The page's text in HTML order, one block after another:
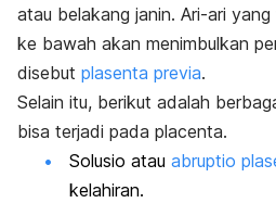
atau belakang janin. Ari-ari
ke bawah akan menimbulkan
disebut plasenta previa.
Selain itu, berikut adalah
bisa terjadi pada placenta.
Solusio atau abruptio
kelahiran.